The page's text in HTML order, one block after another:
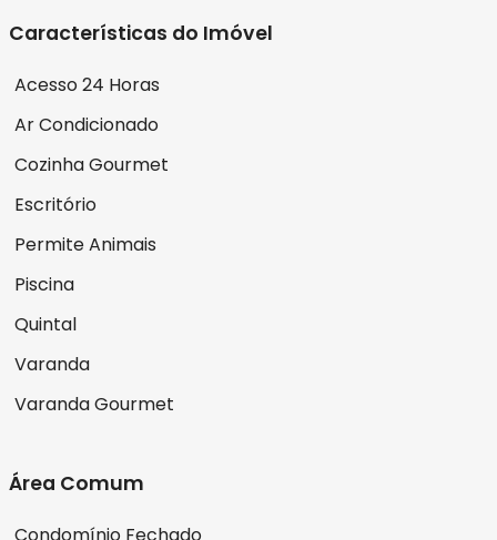
Características do Imóvel
Acesso 24 Horas
Ar Condicionado
Cozinha Gourmet
Escritório
Permite Animais
Piscina
Quintal
Varanda
Varanda Gourmet
Área Comum